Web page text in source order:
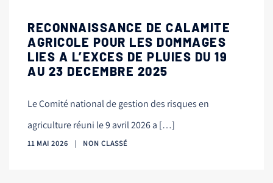
RECONNAISSANCE DE CALAMITE
AGRICOLE POUR LES DOMMAGES
LIES A L’EXCES DE PLUIES DU 19
AU 23 DECEMBRE 2025
Le Comité national de gestion des risques en
agriculture réuni le 9 avril 2026 a […]
11 MAI 2026 NON CLASSÉ